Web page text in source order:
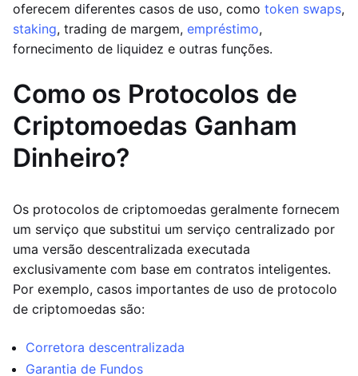
oferecem diferentes casos de uso, como token swaps,
staking, trading de margem, empréstimo,
fornecimento de liquidez e outras funções.
Como os Protocolos de
Criptomoedas Ganham
Dinheiro?
Os protocolos de criptomoedas geralmente fornecem
um serviço que substitui um serviço centralizado por
uma versão descentralizada executada
exclusivamente com base em contratos inteligentes.
Por exemplo, casos importantes de uso de protocolo
de criptomoedas são:
Corretora descentralizada
Garantia de Fundos